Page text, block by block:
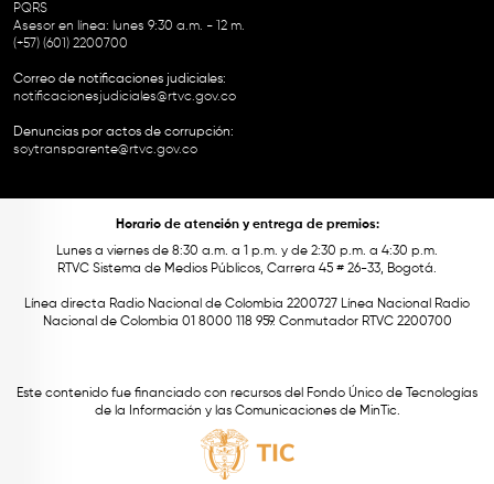
PQRS
Asesor en línea: lunes 9:30 a.m. - 12 m.
(+57) (601) 2200700
Correo de notificaciones judiciales:
notificacionesjudiciales@rtvc.gov.co
Denuncias por actos de corrupción:
soytransparente@rtvc.gov.co
Horario de atención y entrega de premios:
Lunes a viernes de 8:30 a.m. a 1 p.m. y de 2:30 p.m. a 4:30 p.m.
RTVC Sistema de Medios Públicos, Carrera 45 # 26-33, Bogotá.
Línea directa Radio Nacional de Colombia 2200727 Línea Nacional Radio
Nacional de Colombia 01 8000 118 959. Conmutador RTVC 2200700
Este contenido fue financiado con recursos del Fondo Único de Tecnologías
de la Información y las Comunicaciones de MinTic.